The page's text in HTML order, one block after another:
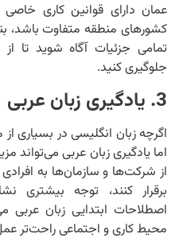
عمان دارای قوانین کاری
کشورهای منطقه متفاوت باشد،
تمامی جزئیات آگاه شوید تا
جلوگیری کنید.
3. یادگیری زبان عربی
اگرچه زبان انگلیسی در بسیاری
اما یادگیری زبان عربی می‌تواند
از شرکت‌ها و سازمان‌ها به افرادی
برقرار کنند، توجه بیشتری
اصطلاحات ابتدایی زبان عربی
محیط کاری و اجتماعی راحت‌تر